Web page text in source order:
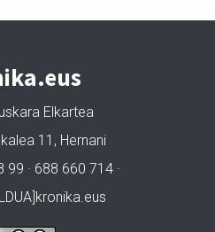
Elkartea
11, Hernani
99 · 688 660 714 ·